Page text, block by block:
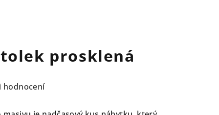
prosklená
hodnocení